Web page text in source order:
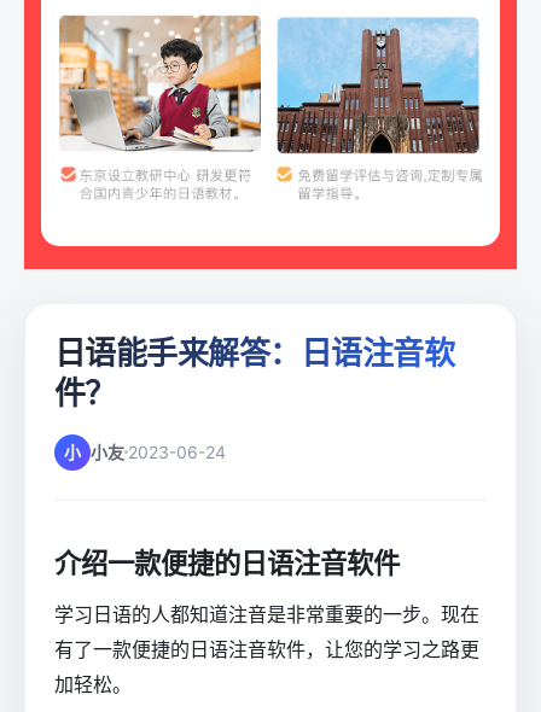
日语能手来解答：日语注音软
件？
小 小友 2023-06-24
介绍一款便捷的日语注音软件
学习日语的人都知道注音是非常重要的一步。现在
有了一款便捷的日语注音软件，让您的学习之路更
加轻松。